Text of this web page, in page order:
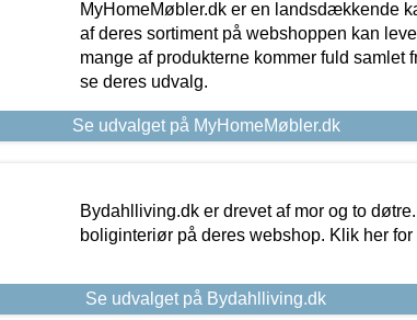
MyHomeMøbler.dk er en landsdækkende
af deres sortiment på webshoppen kan
mange af produkterne kommer fuld samlet
se deres udvalg.
Se udvalget på MyHomeMøbler.dk
Bydahlliving.dk er drevet af mor og to
boliginteriør på deres webshop. Klik her
Se udvalget på Bydahlliving.dk